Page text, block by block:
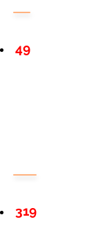
49
319